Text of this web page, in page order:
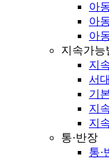
아
아
아
지속가능
지
서
기
지
지
통·반장
통·